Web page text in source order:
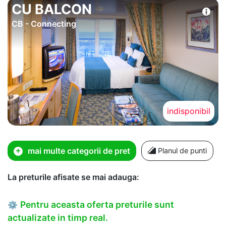
CU BALCON
CB - Connecting
indisponibil
mai multe categorii de pret Planul de punti
La preturile afisate se mai adauga:
⚙ Pentru aceasta oferta preturile sunt
actualizate in timp real.